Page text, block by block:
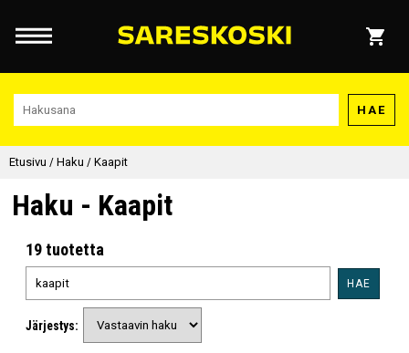
HAE
Etusivu / Haku / Kaapit
Haku - Kaapit
19 tuotetta
HAE
Järjestys: